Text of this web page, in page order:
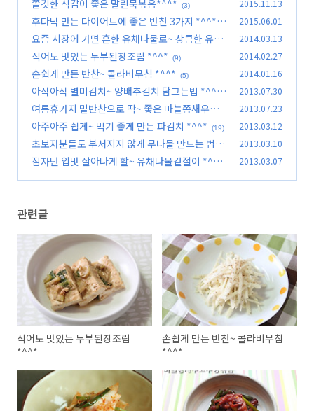
쫄깃한 식감이 좋은 말린묵볶음*^^*
(3) 2015.11.13
후다닥 만든 다이어트에 좋은 반찬 3가지 *^^*
(20)
2015.06.01
요즘 시장에 가면 흔한 유채나물로~ 상큼한 유채
나물요리들 *^^*
(2)
2014.03.13
식어도 맛있는 두부된장조림 *^^* (9) 2014.02.27
손쉽게 만든 반찬~ 콜라비무침 *^^* (5) 2014.01.16
아삭아삭 별미김치~ 양배추김치 담그는법 *^^*
(22)
2013.07.30
여름휴가지 밑반찬으로 딱~ 좋은 마늘쫑새우고
추장볶음 *^^*
(19)
2013.07.23
아주아주 쉽게~ 먹기 좋게 만든 파김치 *^^* (19) 2013.03.12
초보자분들도 부서지지 않게 무나물 만드는 법 *
^^* (15)
2013.03.10
잠자던 입맛 살아나게 할~ 유채나물겉절이 *^^* 2013.03.07
관련글
식어도 맛있는 두부된장조림
*^^*
손쉽게 만든 반찬~ 콜라비무침
*^^*